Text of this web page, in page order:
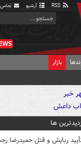
آرشیو تماس
بازار
ها
ربایش و قتل حمیدرضا